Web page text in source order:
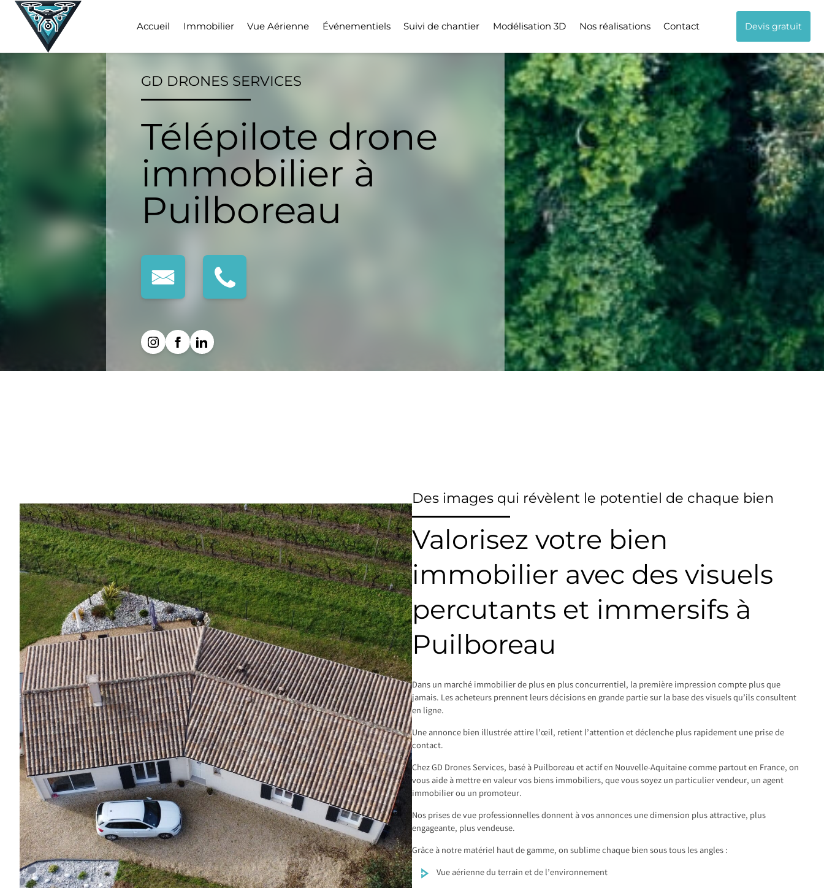
Skip
Accueil Immobilier Vue Aérienne Événementiels Suivi de chantier Modélisation 3D Nos réalisations Contact Devis gratuit
GD DRONES SERVICES
Télépilote drone
immobilier à
Puilboreau
Des images qui révèlent le potentiel de chaque bien
Valorisez votre bien
immobilier avec des visuels
percutants et immersifs à
Puilboreau
Dans un marché immobilier de plus en plus concurrentiel, la première impression compte plus que
jamais. Les acheteurs prennent leurs décisions en grande partie sur la base des visuels qu’ils consultent
en ligne.
Une annonce bien illustrée attire l’œil, retient l’attention et déclenche plus rapidement une prise de
contact.
Chez GD Drones Services, basé à Puilboreau et actif en Nouvelle-Aquitaine comme partout en France, on
vous aide à mettre en valeur vos biens immobiliers, que vous soyez un particulier vendeur, un agent
immobilier ou un promoteur.
Nos prises de vue professionnelles donnent à vos annonces une dimension plus attractive, plus
engageante, plus vendeuse.
Grâce à notre matériel haut de gamme, on sublime chaque bien sous tous les angles :
Vue aérienne du terrain et de l’environnement